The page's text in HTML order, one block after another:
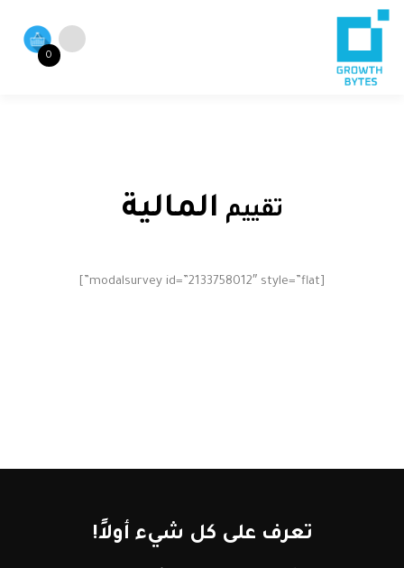
0
تقييم المالية
[modalsurvey id=”2133758012″ style=”flat”]
تعرف على كل شيء أولاً!